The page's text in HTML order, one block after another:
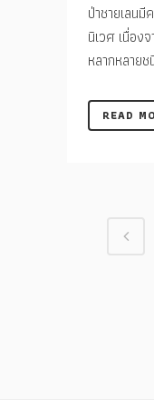
ป่าชายเลน
นิเวศ เนื่อง
หลากหลายช
READ